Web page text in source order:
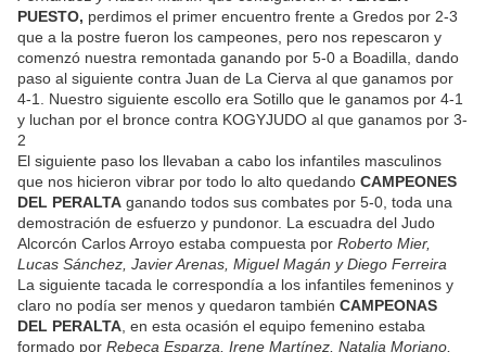
PUESTO, perdimos el primer encuentro frente a Gredos por 2-3
que a la postre fueron los campeones, pero nos repescaron y
comenzó nuestra remontada ganando por 5-0 a Boadilla, dando
paso al siguiente contra Juan de La Cierva al que ganamos por
4-1. Nuestro siguiente escollo era Sotillo que le ganamos por 4-1
y luchan por el bronce contra KOGYJUDO al que ganamos por 3-
2
El siguiente paso los llevaban a cabo los infantiles masculinos
que nos hicieron vibrar por todo lo alto quedando CAMPEONES
DEL PERALTA ganando todos sus combates por 5-0, toda una
demostración de esfuerzo y pundonor. La escuadra del Judo
Alcorcón Carlos Arroyo estaba compuesta por Roberto Mier,
Lucas Sánchez, Javier Arenas, Miguel Magán y Diego Ferreira
La siguiente tacada le correspondía a los infantiles femeninos y
claro no podía ser menos y quedaron también CAMPEONAS
DEL PERALTA , en esta ocasión el equipo femenino estaba
formado por Rebeca Esparza, Irene Martínez, Natalia Moriano,